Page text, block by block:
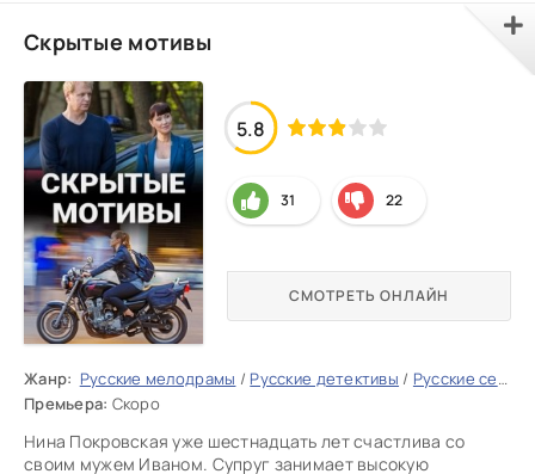
Скрытые мотивы
Жанр: Русские мелодрамы / Русские детективы / Русские сериалы
Премьера: Скоро
Нина Покровская уже шестнадцать лет счастлива со
своим мужем Иваном. Супруг занимает высокую
СМОТРЕТЬ ОНЛАЙН
5.8
31 22